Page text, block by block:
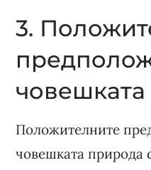
3.
Положителните
човешката природа